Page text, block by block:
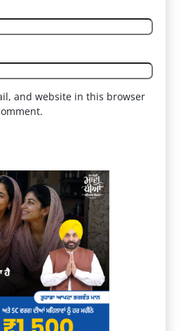
and website in this browser